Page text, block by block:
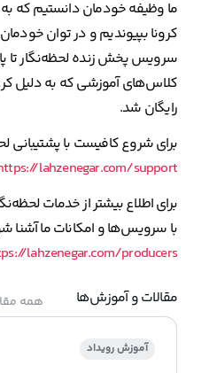
ما وظیفه خودمان دانستیم که
کرونا بپیوندیم و در توان
سرویس پخش زنده لحظه‌نگار تا
کلاس‌های آموزشی که به دلیل
رایگان شد.
برای شروع کافیست با پشتیبانی
lahzenegar.com/support
برای اطلاع بیشتر از خدمات
با سرویس‌ها و امکانات ما آشنا
lahzenegar.com/producers
مقالات و آموزش‌ها
همه
آموزش رویداد